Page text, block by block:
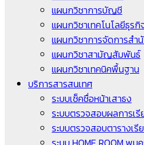
แผนกวิชาการบัญชี
แผนกวิชาเทคโนโลยีธุร
แผนกวิชาการจัดการสำ
แผนกวิชาสามัญสัมพันธ์
แผนกวิชาเทคนิคพื้นฐาน
บริการสารสนเทศ
ระบบเช็คชื่อหน้าเสาธง
ระบบตรวจสอบผลการเ
ระบบตรวจสอบตารางเ